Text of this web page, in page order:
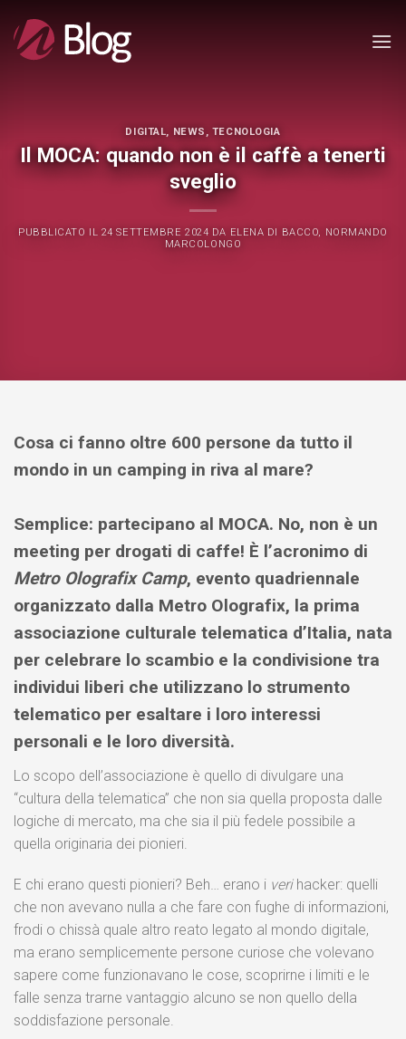
contenuti
DIGITAL, NEWS , TECNOLOGIA
Il MOCA: quando non è il caffè a tenerti
sveglio
PUBBLICATO IL 24 SETTEMBRE 2024 DA ELENA DI BACCO, NORMANDO
MARCOLONGO
Cosa ci fanno oltre 600 persone da tutto il
mondo in un camping in riva al mare?
Semplice: partecipano al MOCA. No, non è un
meeting per drogati di caffe! È l’acronimo di
Metro Olografix Camp, evento quadriennale
organizzato dalla Metro Olografix, la prima
associazione culturale telematica d’Italia, nata
per celebrare lo scambio e la condivisione tra
individui liberi che utilizzano lo strumento
telematico per esaltare i loro interessi
personali e le loro diversità.
Lo scopo dell’associazione è quello di divulgare una
“cultura della telematica” che non sia quella proposta dalle
logiche di mercato, ma che sia il più fedele possibile a
quella originaria dei pionieri.
E chi erano questi pionieri? Beh… erano i veri hacker: quelli
che non avevano nulla a che fare con fughe di informazioni,
frodi o chissà quale altro reato legato al mondo digitale,
ma erano semplicemente persone curiose che volevano
sapere come funzionavano le cose, scoprirne i limiti e le
falle senza trarne vantaggio alcuno se non quello della
soddisfazione personale.